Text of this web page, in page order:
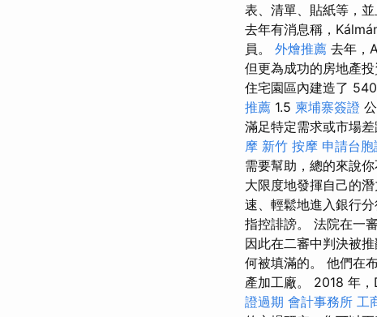
表、清單、貼紙等，
去年有消息稱，
員。 外燴推薦 去年，
但更為成功的房地產
住宅園區內建造了 540
推薦 1.5 柬埔寨簽證
滿足特定需求或市場
摩 新竹 按摩 申請台胞
需要幫助，總的來說
大限度地發揮自己的
速、輕鬆地進入銀行
指控誹謗。 法院在一
因此在二審中判決被
何被填滿的。 他們在
產加工廠。 2018 年
證過期 會計事務所 工